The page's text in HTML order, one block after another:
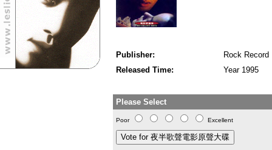
Publisher:
Rock Record
Released Time:
Year 1995
Please Select
Poor Excellent